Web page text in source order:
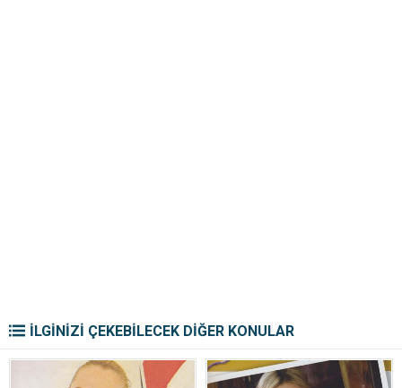
İLGİNİZİ ÇEKEBİLECEK DİĞER KONULAR